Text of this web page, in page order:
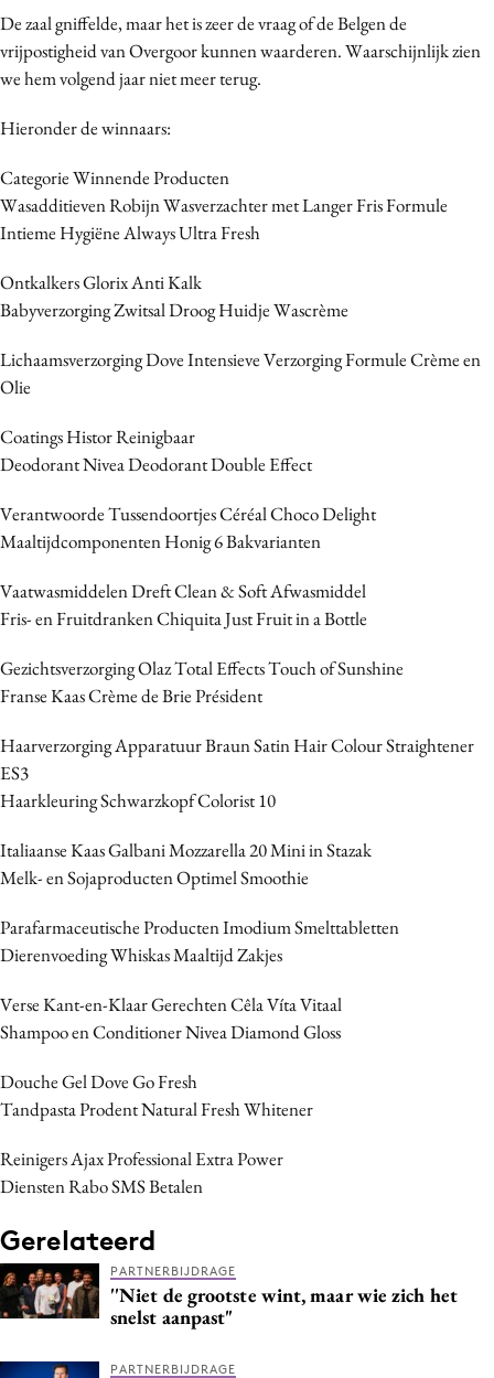
De zaal gniffelde, maar het is zeer de vraag of de Belgen de
vrijpostigheid van Overgoor kunnen waarderen. Waarschijnlijk zien
we hem volgend jaar niet meer terug.
Hieronder de winnaars:
Categorie Winnende Producten
Wasadditieven Robijn Wasverzachter met Langer Fris Formule
Intieme Hygiëne Always Ultra Fresh
Ontkalkers Glorix Anti Kalk
Babyverzorging Zwitsal Droog Huidje Wascrème
Lichaamsverzorging Dove Intensieve Verzorging Formule Crème en
Olie
Coatings Histor Reinigbaar
Deodorant Nivea Deodorant Double Effect
Verantwoorde Tussendoortjes Céréal Choco Delight
Maaltijdcomponenten Honig 6 Bakvarianten
Vaatwasmiddelen Dreft Clean & Soft Afwasmiddel
Fris- en Fruitdranken Chiquita Just Fruit in a Bottle
Gezichtsverzorging Olaz Total Effects Touch of Sunshine
Franse Kaas Crème de Brie Président
Haarverzorging Apparatuur Braun Satin Hair Colour Straightener
ES3
Haarkleuring Schwarzkopf Colorist 10
Italiaanse Kaas Galbani Mozzarella 20 Mini in Stazak
Melk- en Sojaproducten Optimel Smoothie
Parafarmaceutische Producten Imodium Smelttabletten
Dierenvoeding Whiskas Maaltijd Zakjes
Verse Kant-en-Klaar Gerechten Cêla Víta Vitaal
Shampoo en Conditioner Nivea Diamond Gloss
Douche Gel Dove Go Fresh
Tandpasta Prodent Natural Fresh Whitener
Reinigers Ajax Professional Extra Power
Diensten Rabo SMS Betalen
Gerelateerd
PARTNERBIJDRAGE
''Niet de grootste wint, maar wie zich het
snelst aanpast"
PARTNERBIJDRAGE